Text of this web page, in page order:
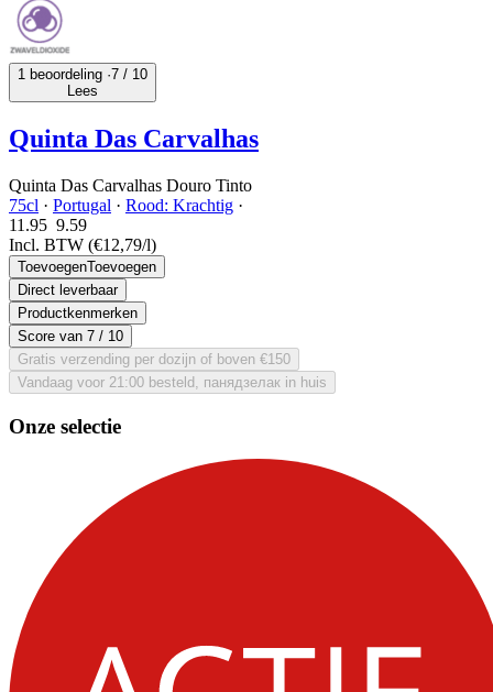
1 beoordeling ·7 / 10
Lees
Quinta Das Carvalhas
Quinta Das Carvalhas Douro Tinto
75cl · Portugal · Rood: Krachtig ·
11.95 9.59
Incl. BTW (€12,79/l)
ToevoegenToevoegen
Direct leverbaar
Productkenmerken
Score van 7 / 10
Gratis verzending per dozijn of boven €150
Vandaag voor 21:00 besteld, панядзелак in huis
Onze selectie